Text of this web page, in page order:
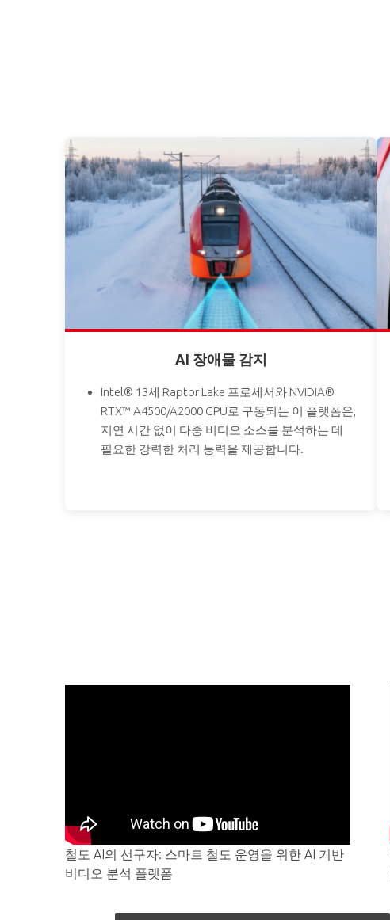
AI 장애물 감지
Intel® 13세 Raptor Lake 프로세서와 NVIDIA®
RTX™ A4500/A2000 GPU로 구동되는 이 플랫폼은,
지연 시간 없이 다중 비디오 소스를 분석하는 데
필요한 강력한 처리 능력을 제공합니다.
철도 AI의 선구자: 스마트 철도 운영을 위한 AI 기반
비디오 분석 플랫폼